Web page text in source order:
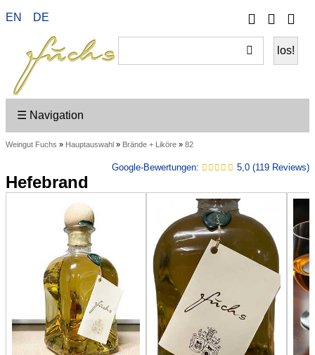
Telefon
Ihr
EN DE
☰ Navigation
Weingut Fuchs » Hauptauswahl » Brände + Liköre » 82
Google-Bewertungen: 5,0 (119 Reviews)
Hefebrand